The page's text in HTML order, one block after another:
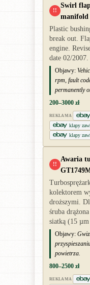
!!
Swirl
manifold
Plastic
break out.
engine.
date 02/2007.
Objawy:
rpm, fault
permanently
200–3000 zł
REKLAMA
klapy
klapy
!!
Awaria
kolektorem
droższymi.
śruba
siatką (15 µm
Objawy:
powietrza.
800–2500 zł
REKLAMA